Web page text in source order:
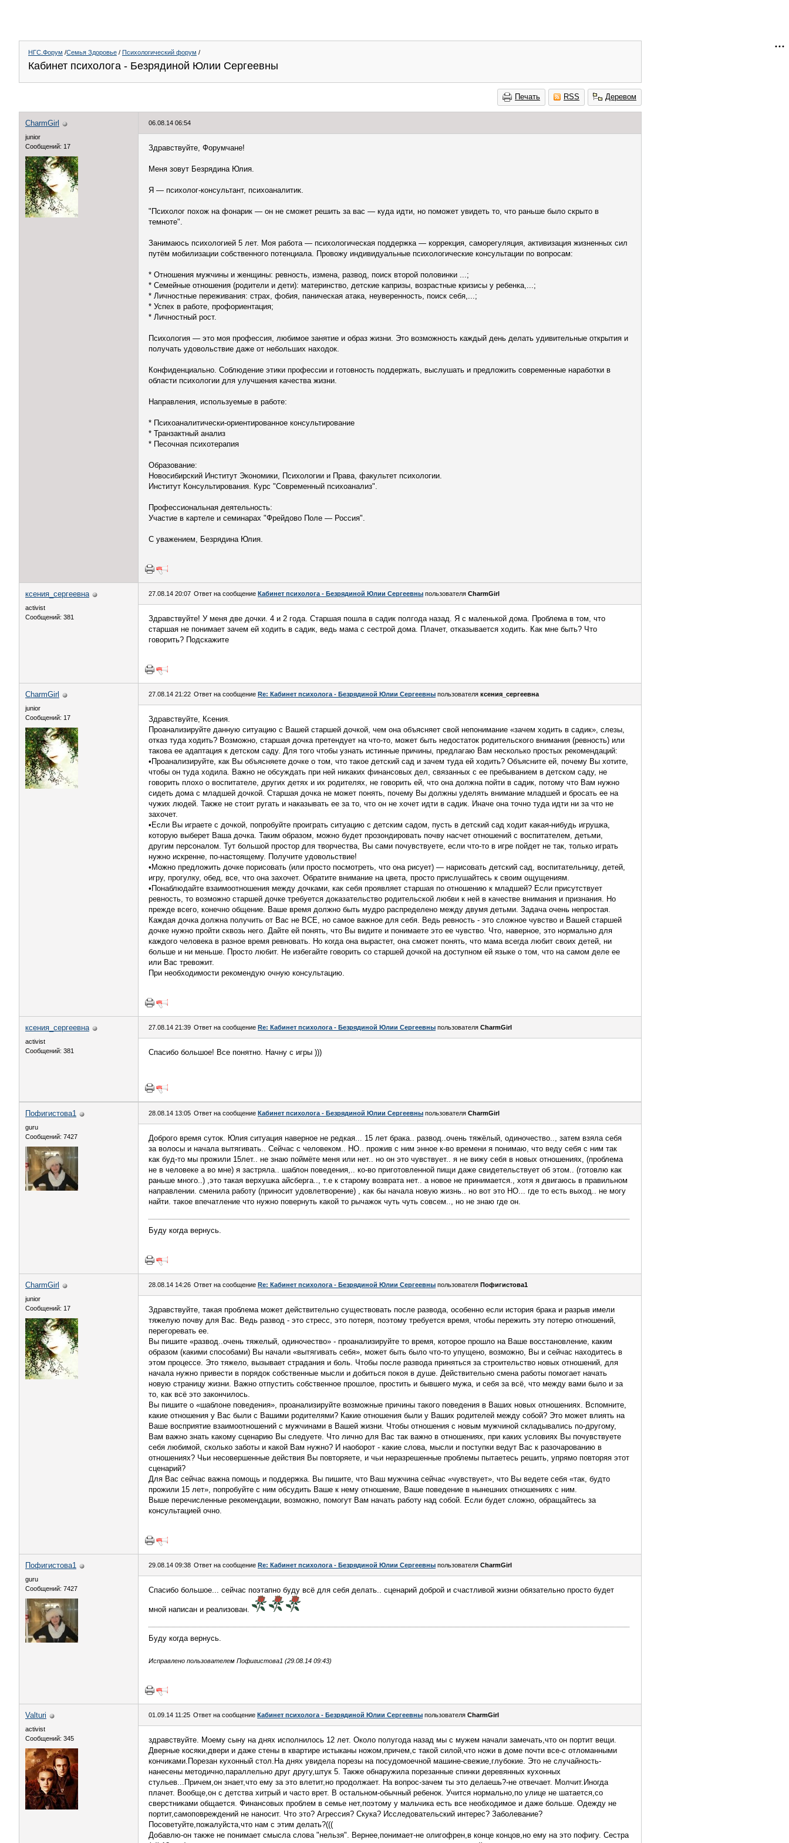
НГС.Форум /Семья Здоровье / Психологический форум /
Кабинет психолога - Безрядиной Юлии Сергеевны
Печать RSS Деревом
CharmGirl
junior
Сообщений: 17
06.08.14 06:54
Здравствуйте, Форумчане!
Меня зовут Безрядина Юлия.
Я — психолог-консультант, психоаналитик.
"Психолог похож на фонарик — он не сможет решить за вас — куда идти, но поможет увидеть то, что раньше было скрыто в
темноте".
Занимаюсь психологией 5 лет. Моя работа — психологическая поддержка — коррекция, саморегуляция, активизация жизненных сил
путём мобилизации собственного потенциала. Провожу индивидуальные психологические консультации по вопросам:
* Отношения мужчины и женщины: ревность, измена, развод, поиск второй половинки ...;
* Семейные отношения (родители и дети): материнство, детские капризы, возрастные кризисы у ребенка,...;
* Личностные переживания: страх, фобия, паническая атака, неуверенность, поиск себя,...;
* Успех в работе, профориентация;
* Личностный рост.
Психология — это моя профессия, любимое занятие и образ жизни. Это возможность каждый день делать удивительные открытия и
получать удовольствие даже от небольших находок.
Конфиденциально. Соблюдение этики профессии и готовность поддержать, выслушать и предложить современные наработки в
области психологии для улучшения качества жизни.
Направления, используемые в работе:
* Психоаналитически-ориентированное консультирование
* Транзактный анализ
* Песочная психотерапия
Образование:
Новосибирский Институт Экономики, Психологии и Права, факультет психологии.
Институт Консультирования. Курс "Современный психоанализ".
Профессиональная деятельность:
Участие в картеле и семинарах "Фрейдово Поле — Россия".
С уважением, Безрядина Юлия.
ксения_сергеевна
activist
Сообщений: 381
27.08.14 20:07 Ответ на сообщение Кабинет психолога - Безрядиной Юлии Сергеевны пользователя CharmGirl
Здравствуйте! У меня две дочки. 4 и 2 года. Старшая пошла в садик полгода назад. Я с маленькой дома. Проблема в том, что
старшая не понимает зачем ей ходить в садик, ведь мама с сестрой дома. Плачет, отказывается ходить. Как мне быть? Что
говорить? Подскажите
CharmGirl
junior
Сообщений: 17
27.08.14 21:22 Ответ на сообщение Re: Кабинет психолога - Безрядиной Юлии Сергеевны пользователя ксения_сергеевна
Здравствуйте, Ксения.
Проанализируйте данную ситуацию с Вашей старшей дочкой, чем она объясняет свой непонимание «зачем ходить в садик», слезы,
отказ туда ходить? Возможно, старшая дочка претендует на что-то, может быть недостаток родительского внимания (ревность) или
такова ее адаптация к детском саду. Для того чтобы узнать истинные причины, предлагаю Вам несколько простых рекомендаций:
•Проанализируйте, как Вы объясняете дочке о том, что такое детский сад и зачем туда ей ходить? Объясните ей, почему Вы хотите,
чтобы он туда ходила. Важно не обсуждать при ней никаких финансовых дел, связанных с ее пребыванием в детском саду, не
говорить плохо о воспитателе, других детях и их родителях, не говорить ей, что она должна пойти в садик, потому что Вам нужно
сидеть дома с младшей дочкой. Старшая дочка не может понять, почему Вы должны уделять внимание младшей и бросать ее на
чужих людей. Также не стоит ругать и наказывать ее за то, что он не хочет идти в садик. Иначе она точно туда идти ни за что не
захочет.
•Если Вы играете с дочкой, попробуйте проиграть ситуацию с детским садом, пусть в детский сад ходит какая-нибудь игрушка,
которую выберет Ваша дочка. Таким образом, можно будет прозондировать почву насчет отношений с воспитателем, детьми,
другим персоналом. Тут большой простор для творчества, Вы сами почувствуете, если что-то в игре пойдет не так, только играть
нужно искренне, по-настоящему. Получите удовольствие!
•Можно предложить дочке порисовать (или просто посмотреть, что она рисует) — нарисовать детский сад, воспитательницу, детей,
игру, прогулку, обед, все, что она захочет. Обратите внимание на цвета, просто прислушайтесь к своим ощущениям.
•Понаблюдайте взаимоотношения между дочками, как себя проявляет старшая по отношению к младшей? Если присутствует
ревность, то возможно старшей дочке требуется доказательство родительской любви к ней в качестве внимания и признания. Но
прежде всего, конечно общение. Ваше время должно быть мудро распределено между двумя детьми. Задача очень непростая.
Каждая дочка должна получить от Вас не ВСЕ, но самое важное для себя. Ведь ревность - это сложное чувство и Вашей старшей
дочке нужно пройти сквозь него. Дайте ей понять, что Вы видите и понимаете это ее чувство. Что, наверное, это нормально для
каждого человека в разное время ревновать. Но когда она вырастет, она сможет понять, что мама всегда любит своих детей, ни
больше и ни меньше. Просто любит. Не избегайте говорить со старшей дочкой на доступном ей языке о том, что на самом деле ее
или Вас тревожит.
При необходимости рекомендую очную консультацию.
ксения_сергеевна
activist
Сообщений: 381
27.08.14 21:39 Ответ на сообщение Re: Кабинет психолога - Безрядиной Юлии Сергеевны пользователя CharmGirl
Спасибо большое! Все понятно. Начну с игры )))
Пофигистова1
guru
Сообщений: 7427
28.08.14 13:05 Ответ на сообщение Кабинет психолога - Безрядиной Юлии Сергеевны пользователя CharmGirl
Доброго время суток. Юлия ситуация наверное не редкая... 15 лет брака.. развод..очень тяжёлый, одиночество.., затем взяла себя
за волосы и начала вытягивать.. Сейчас с человеком.. НО.. прожив с ним энное к-во времени я понимаю, что веду себя с ним так
как буд-то мы прожили 15лет.. не знаю поймёте меня или нет.. но он это чувствует.. я не вижу себя в новых отношениях, (проблема
не в человеке а во мне) я застряла.. шаблон поведения,.. ко-во приготовленной пищи даже свидетельствует об этом.. (готовлю как
раньше много..) ,это такая верхушка айсберга.., т.е к старому возврата нет.. а новое не принимается., хотя я двигаюсь в правильном
направлении. сменила работу (приносит удовлетворение) , как бы начала новую жизнь.. но вот это НО... где то есть выход.. не могу
найти. такое впечатление что нужно повернуть какой то рычажок чуть чуть совсем.., но не знаю где он.
Буду когда вернусь.
CharmGirl
junior
Сообщений: 17
28.08.14 14:26 Ответ на сообщение Re: Кабинет психолога - Безрядиной Юлии Сергеевны пользователя Пофигистова1
Здравствуйте, такая проблема может действительно существовать после развода, особенно если история брака и разрыв имели
тяжелую почву для Вас. Ведь развод - это стресс, это потеря, поэтому требуется время, чтобы пережить эту потерю отношений,
перегоревать ее.
Вы пишите «развод..очень тяжелый, одиночество» - проанализируйте то время, которое прошло на Ваше восстановление, каким
образом (какими способами) Вы начали «вытягивать себя», может быть было что-то упущено, возможно, Вы и сейчас находитесь в
этом процессе. Это тяжело, вызывает страдания и боль. Чтобы после развода приняться за строительство новых отношений, для
начала нужно привести в порядок собственные мысли и добиться покоя в душе. Действительно смена работы помогает начать
новую страницу жизни. Важно отпустить собственное прошлое, простить и бывшего мужа, и себя за всё, что между вами было и за
то, как всё это закончилось.
Вы пишите о «шаблоне поведения», проанализируйте возможные причины такого поведения в Ваших новых отношениях. Вспомните,
какие отношения у Вас были с Вашими родителями? Какие отношения были у Ваших родителей между собой? Это может влиять на
Ваше восприятие взаимоотношений с мужчинами в Вашей жизни. Чтобы отношения с новым мужчиной складывались по-другому,
Вам важно знать какому сценарию Вы следуете. Что лично для Вас так важно в отношениях, при каких условиях Вы почувствуете
себя любимой, сколько заботы и какой Вам нужно? И наоборот - какие слова, мысли и поступки ведут Вас к разочарованию в
отношениях? Чьи несовершенные действия Вы повторяете, и чьи неразрешенные проблемы пытаетесь решить, упрямо повторяя этот
сценарий?
Для Вас сейчас важна помощь и поддержка. Вы пишите, что Ваш мужчина сейчас «чувствует», что Вы ведете себя «так, будто
прожили 15 лет», попробуйте с ним обсудить Ваше к нему отношение, Ваше поведение в нынешних отношениях с ним.
Выше перечисленные рекомендации, возможно, помогут Вам начать работу над собой. Если будет сложно, обращайтесь за
консультацией очно.
Пофигистова1
guru
Сообщений: 7427
29.08.14 09:38 Ответ на сообщение Re: Кабинет психолога - Безрядиной Юлии Сергеевны пользователя CharmGirl
Спасибо большое... сейчас поэтапно буду всё для себя делать.. сценарий доброй и счастливой жизни обязательно просто будет
мной написан и реализован.
Буду когда вернусь.
Исправлено пользователем Пофигистова1 (29.08.14 09:43)
Valturi
activist
Сообщений: 345
01.09.14 11:25 Ответ на сообщение Кабинет психолога - Безрядиной Юлии Сергеевны пользователя CharmGirl
здравствуйте. Моему сыну на днях исполнилось 12 лет. Около полугода назад мы с мужем начали замечать,что он портит вещи.
Дверные косяки,двери и даже стены в квартире истыканы ножом,причем,с такой силой,что ножи в доме почти все-с отломанными
кончиками.Порезан кухонный стол.На днях увидела порезы на посудомоечной машине-свежие,глубокие. Это не случайность-
нанесены методично,параллельно друг другу,штук 5. Также обнаружила порезанные спинки деревянных кухонных
стульев...Причем,он знает,что ему за это влетит,но продолжает. На вопрос-зачем ты это делаешь?-не отвечает. Молчит.Иногда
плачет. Вообще,он с детства хитрый и часто врет. В остальном-обычный ребенок. Учится нормально,по улице не шатается,со
сверстниками общается. Финансовых проблем в семье нет,поэтому у мальчика есть все необходимое и даже больше. Одежду не
портит,самоповреждений не наносит. Что это? Агрессия? Скука? Исследовательский интерес? Заболевание?
Посоветуйте,пожалуйста,что нам с этим делать?(((
Добавлю-он также не понимает смысла слова "нельзя". Вернее,понимает-не олигофрен,в конце концов,но ему на это пофигу. Сестра